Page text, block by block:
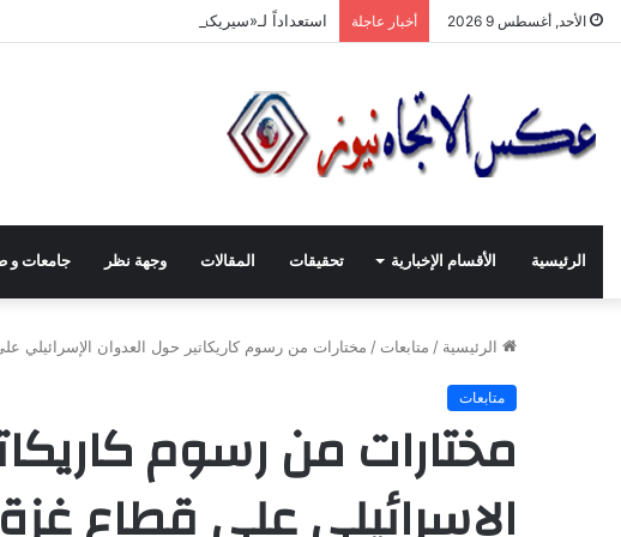
الأحد, أغسطس 9 2026 أخبار عاجلة استعداداً لـ«سيريكس جدّة 2026».. تنسيق حكومي وصناعي لتعزيز الشّراكات الاستثماريّة وترسيخ حضور المنتج السّوري في الأسواق الخليجيّة
الرئيسية الأقسام الإخبارية تحقيقات المقالات وجهة نظر جامعات و
الرئيسية / متابعات / مختارات من رسوم كاريكاتير حول العدوان الإسرائيلي
متابعات
مختارات من رسوم